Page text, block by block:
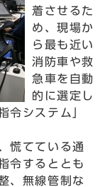
着させるた
め、現場か
ら最も近い
消防車や救
急車を自動
的に選定し
令システム」
慌てている通
令するととも
、無線管制な